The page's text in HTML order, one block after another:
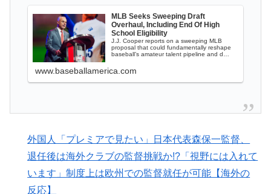
上昇中のロケットに雷が落ちて画面が真っ白に「ロケッ
ト、大丈夫なの……？」【海外の反応】
【あんこ】やる夫はパーティーを追放され復讐に生きる
ようです ～仕返し？ ざまぁ？ 人として幸せに生きるこ
▶ トルコ人「日本人まで獲るのか」上田綺世、トルコ名門
応】
海外「不思議だね！」日本の雇用制度の正しさに気づき
始めた欧米に海外が大騒ぎ
MLB Seeks Sweeping Draft
Overhaul, Including End Of High
School Eligibility
J.J. Cooper reports on a sweeping MLB
proposal that could fundamentally reshape
baseball’s amateur talent pipeline and d…
www.baseballamerica.com
外国人「プレミアで見たい」日本代表森保一監督、
退任後は海外クラブの監督挑戦か!?「視野には入れて
います」制度上は欧州での監督就任が可能【海外の
反応】